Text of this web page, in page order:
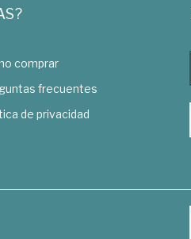
comprar
frecuentes
de privacidad